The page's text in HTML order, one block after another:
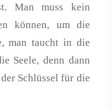
Man muss kein
können, um die
man taucht in die
Seele, denn dann
Schlüssel für die